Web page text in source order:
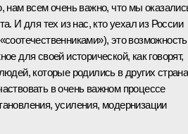
нам всем очень важно, что мы
И для тех из нас, кто уехал из России
это возможность
для своей исторической, как говорят,
которые родились в других
в очень важном процессе
усиления, модернизации